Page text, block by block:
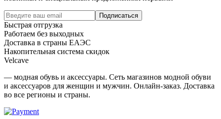
Подписаться
Быстрая отгрузка
Работаем без выходных
Доставка в страны ЕАЭС
Накопительная система скидок
Velcave
— модная обувь и аксессуары. Сеть магазинов модной обуви
и аксессуаров для женщин и мужчин. Онлайн-заказ. Доставка
во все регионы и страны.